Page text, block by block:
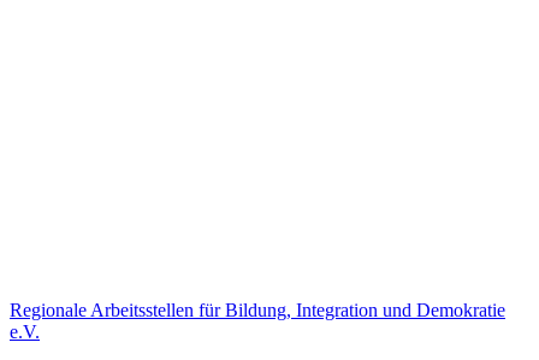
Regionale Arbeitsstellen für Bildung, Integration und Demokratie
e.V.